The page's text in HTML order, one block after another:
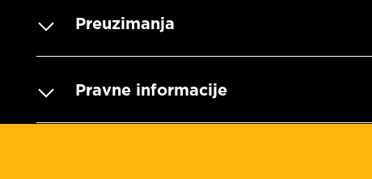
Preuzimanja
Pravne informacije